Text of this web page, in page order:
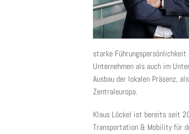
starke
Unternehmen als auch im
Ausbau der lokalen Präsenz,
Zentraleuropa.
Klaus Löckel ist bereits seit
Transportation & Mobility für